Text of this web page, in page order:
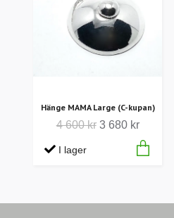
Hänge MAMA Large (C-kupan)
4 600 kr 3 680 kr
I lager